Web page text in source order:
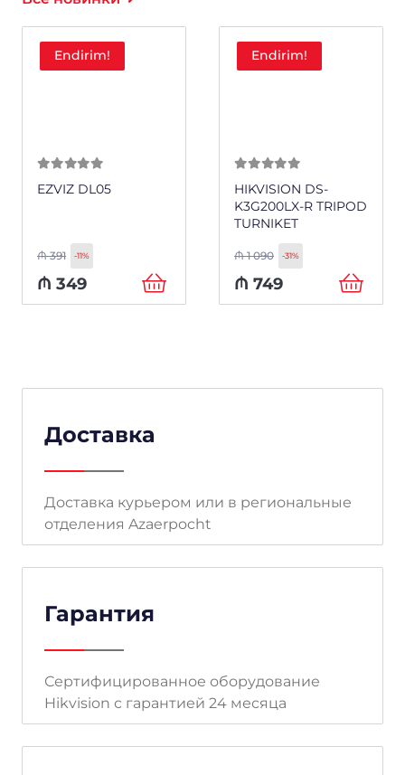
Endirim!
EZVIZ DL05
₼391 -11%
₼ 349
Endirim!
HIKVISION DS-
K3G200LX-R TRIPOD
TURNIKET
₼1 090 -31%
₼ 749
Доставка
Доставка курьером или в региональные
отделения Azaerpocht
Гарантия
Сертифицированное оборудование
Hikvision с гарантией 24 месяца